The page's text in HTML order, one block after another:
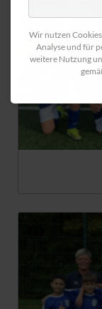
Wir nutzen
Analyse und für
weitere Nutzung